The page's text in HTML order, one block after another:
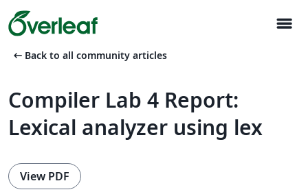
menu
arrow_left_alt Back to all community articles
Compiler Lab 4 Report:
Lexical analyzer using lex
View PDF